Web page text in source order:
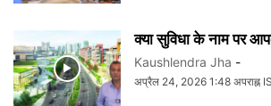
क्या सुविधा के नाम पर
Kaushlendra Jha -
अप्रैल 24, 2026 1:48 अपराह्न